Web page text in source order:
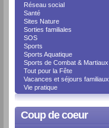
Réseau social
Santé
Sites Nature
Sorties familiales
SOS
Sports
Sports Aquatique
Sports de Combat & Martiaux
Tout pour la Fête
Vacances et séjours familiaux
Vie pratique
Coup de coeur